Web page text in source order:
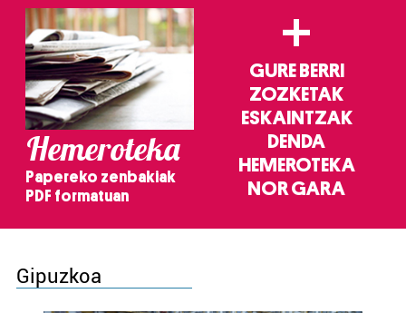
Hemeroteka
Papereko zenbakiak
PDF formatuan
+
GURE BERRI
ZOZKETAK
ESKAINTZAK
DENDA
HEMEROTEKA
NOR GARA
Gipuzkoa